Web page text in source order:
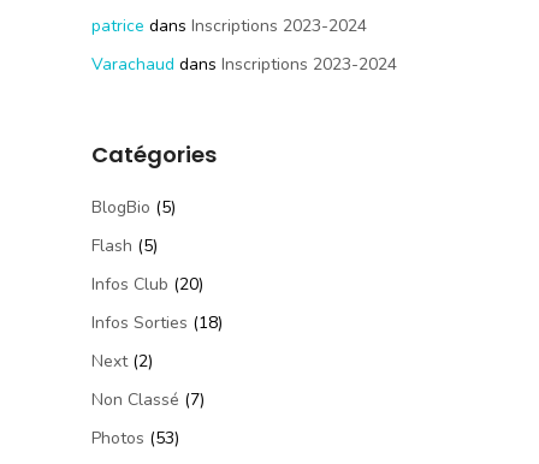
patrice dans Inscriptions 2023-2024
Varachaud dans Inscriptions 2023-2024
Catégories
BlogBio (5)
Flash (5)
Infos Club (20)
Infos Sorties (18)
Next(2)
Non Classé (7)
Photos (53)